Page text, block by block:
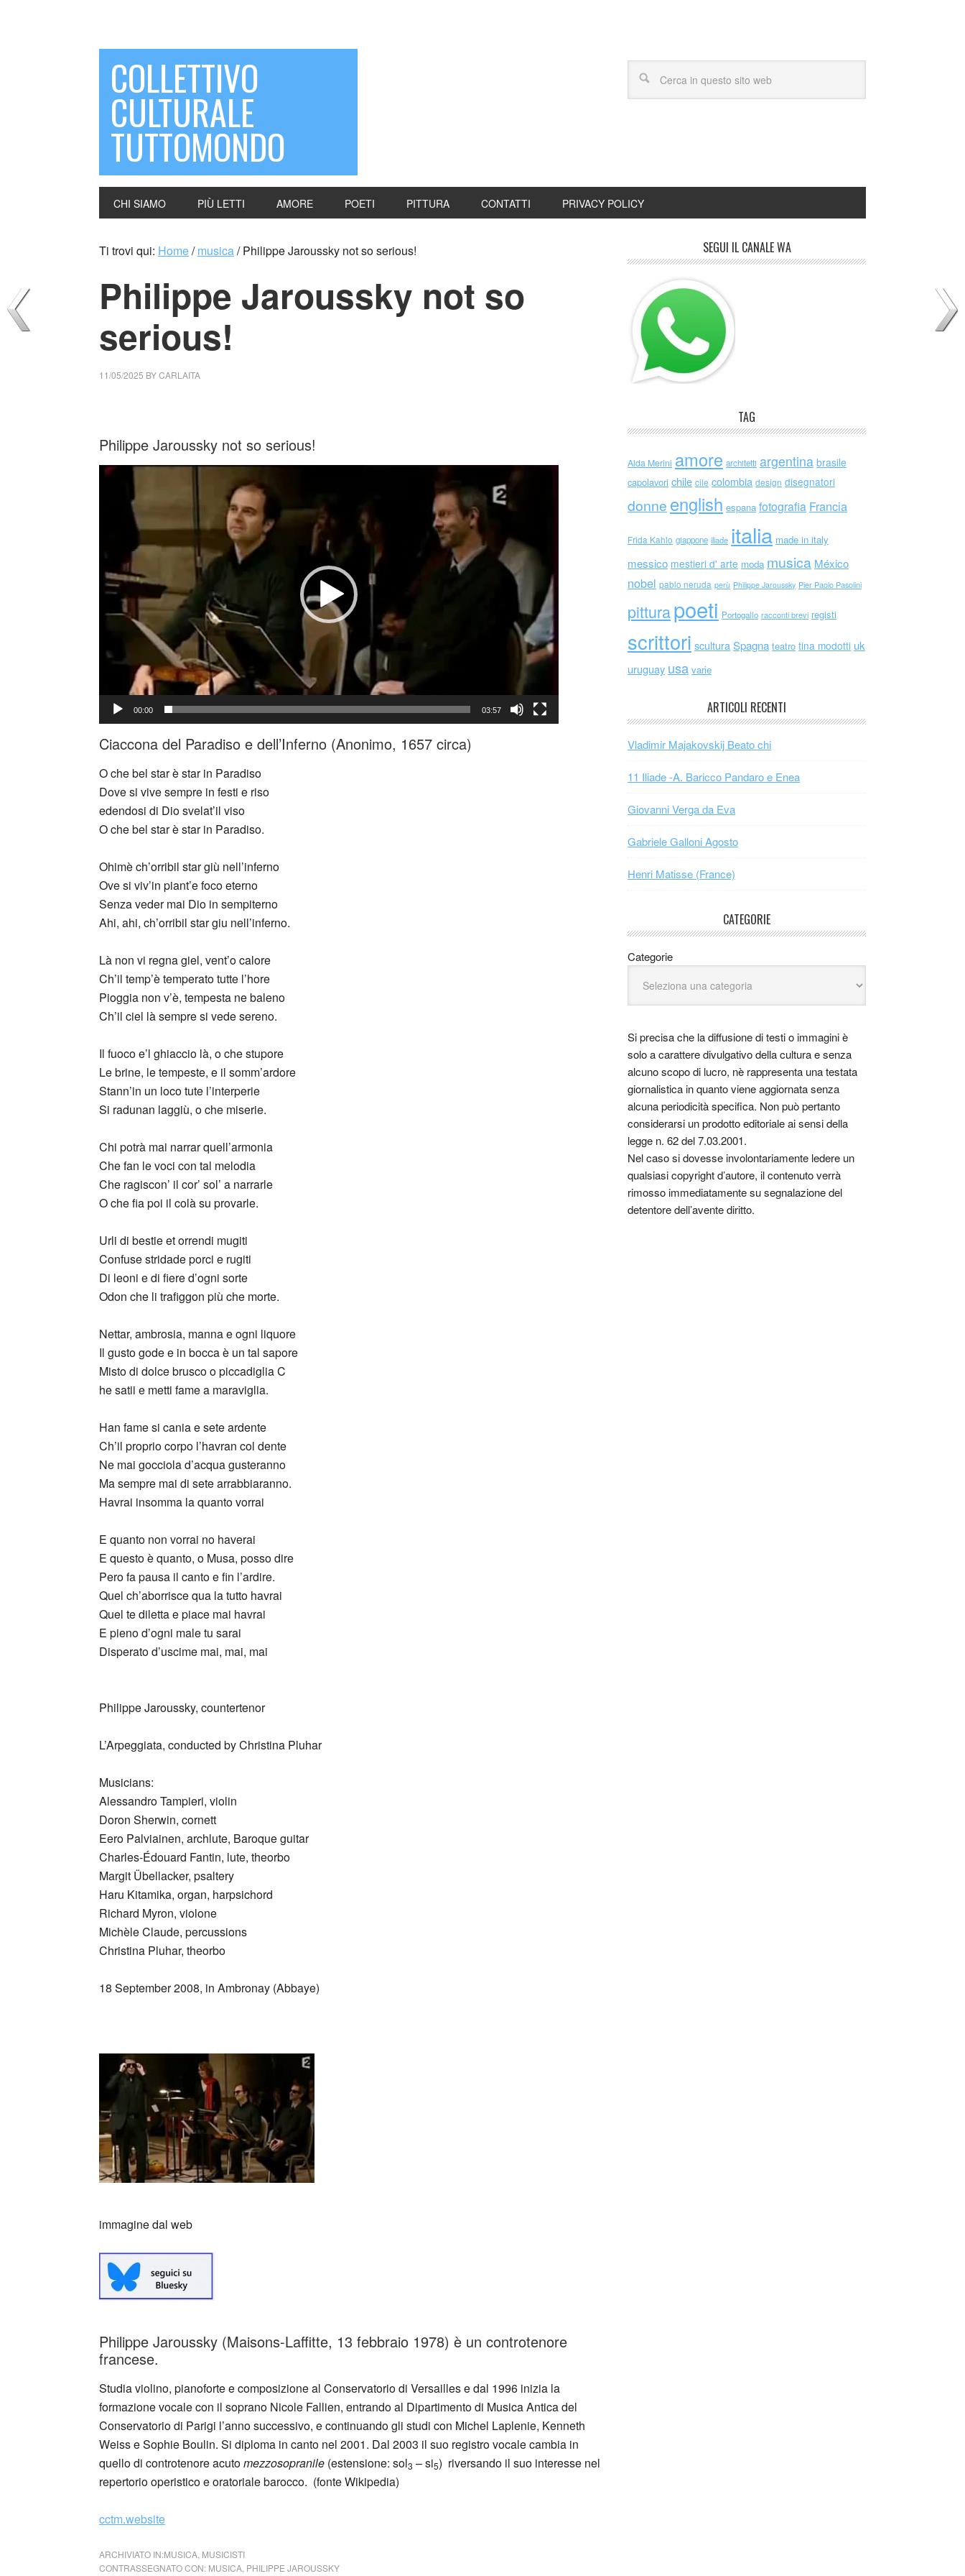
COLLETTIVO
CULTURALE
TUTTOMONDO
CHI SIAMO PIÙ LETTI AMORE POETI PITTURA CONTATTI PRIVACY POLICY
Ti trovi qui: Home/ musica/Philippe Jaroussky not so serious!
Philippe Jaroussky not so
serious!
11/05/2025 BYCARLAITA
Philippe Jaroussky not so serious!
Video
00:00 03:57
Ciaccona del Paradiso e dell’Inferno (Anonimo, 1657 circa)
O che bel star è star in Paradiso
Dove si vive sempre in festi e riso
edendosi di Dio svelat’il viso
O che bel star è star in Paradiso.
Ohimè ch’orribil star giù nell’inferno
Ove si viv’in piant’e foco eterno
Senza veder mai Dio in sempiterno
Ahi, ahi, ch’orribil star giu nell’inferno.
Là non vi regna giel, vent’o calore
Ch’il temp’è temperato tutte l’hore
Pioggia non v’è, tempesta ne baleno
Ch’il ciel là sempre si vede sereno.
Il fuoco e’l ghiaccio là, o che stupore
Le brine, le tempeste, e il somm’ardore
Stann’in un loco tute l’interperie
Si radunan laggiù, o che miserie.
Chi potrà mai narrar quell’armonia
Che fan le voci con tal melodia
Che ragiscon’ il cor’ sol’ a narrarle
O che fia poi il colà su provarle.
Urli di bestie et orrendi mugiti
Confuse stridade porci e rugiti
Di leoni e di fiere d’ogni sorte
Odon che li trafiggon più che morte.
Nettar, ambrosia, manna e ogni liquore
Il gusto gode e in bocca è un tal sapore
Misto di dolce brusco o piccadiglia C
he satii e metti fame a maraviglia.
Han fame si cania e sete ardente
Ch’il proprio corpo l’havran col dente
Ne mai gocciola d’acqua gusteranno
Ma sempre mai di sete arrabbiaranno.
Havrai insomma la quanto vorrai
E quanto non vorrai no haverai
E questo è quanto, o Musa, posso dire
Pero fa pausa il canto e fin l’ardire.
Quel ch’aborrisce qua la tutto havrai
Quel te diletta e piace mai havrai
E pieno d’ogni male tu sarai
Disperato d’uscime mai, mai, mai
Philippe Jaroussky, countertenor
L’Arpeggiata, conducted by Christina Pluhar
Musicians:
Alessandro Tampieri, violin
Doron Sherwin, cornett
Eero Palviainen, archlute, Baroque guitar
Charles-Édouard Fantin, lute, theorbo
Margit Übellacker, psaltery
Haru Kitamika, organ, harpsichord
Richard Myron, violone
Michèle Claude, percussions
Christina Pluhar, theorbo
18 September 2008, in Ambronay (Abbaye)
immagine dal web
Philippe Jaroussky (Maisons-Laffitte, 13 febbraio 1978) è un controtenore
francese.
Studia violino, pianoforte e composizione al Conservatorio di Versailles e dal 1996 inizia la
formazione vocale con il soprano Nicole Fallien, entrando al Dipartimento di Musica Antica del
Conservatorio di Parigi l’anno successivo, e continuando gli studi con Michel Laplenie, Kenneth
Weiss e Sophie Boulin. Si diploma in canto nel 2001. Dal 2003 il suo registro vocale cambia in
quello di controtenore acutomezzosopranile (estensione: sol3 – si5) riversando il suo interesse nel
repertorio operistico e oratoriale barocco. (fonte Wikipedia)
cctm.website
ARCHIVIATO IN:MUSICA MUSICISTI
CONTRASSEGNATO CON: MUSICA PHILIPPE JAROUSSKY
SEGUI IL CANALE WA
TAG
Alda Merini amore architetti argentina brasile
capolavori chile cile colombia design disegnatori
donne english espana fotografia Francia
Frida Kahlo giappone iliade italia made in italy
messico mestieri d' arte moda musica México
nobel pablo neruda perù Philippe Jaroussky Pier Paolo Pasolini
pitturapoeti Portogallo racconti brevi registi
scrittori scultura Spagna teatro tina modotti uk
uruguay usa varie
ARTICOLI RECENTI
Vladimir Majakovskij Beato chi
11 Iliade -A. Baricco Pandaro e Enea
Giovanni Verga da Eva
Gabriele Galloni Agosto
Henri Matisse (France)
CATEGORIE
Categorie
Si precisa che la diffusione di testi o immagini è
solo a carattere divulgativo della cultura e senza
alcuno scopo di lucro, nè rappresenta una testata
giornalistica in quanto viene aggiornata senza
alcuna periodicità specifica. Non può pertanto
considerarsi un prodotto editoriale ai sensi della
legge n. 62 del 7.03.2001.
Nel caso si dovesse involontariamente ledere un
qualsiasi copyright d’autore, il contenuto verrà
rimosso immediatamente su segnalazione del
detentore dell’avente diritto.